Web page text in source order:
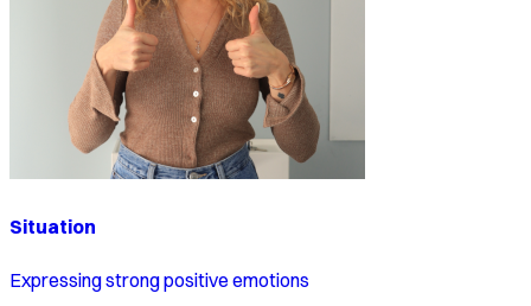
Situation
Expressing strong positive emotions